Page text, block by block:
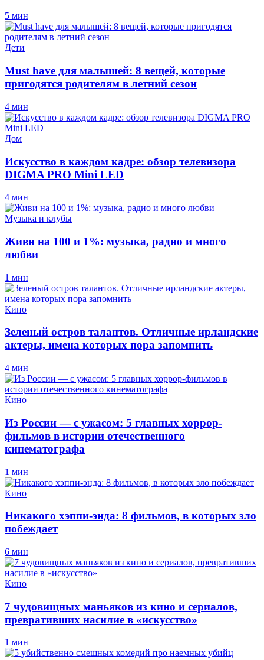
5 мин
Дети
Must have для малышей: 8 вещей, которые
пригодятся родителям в летний сезон
4 мин
Дом
Искусство в каждом кадре: обзор телевизора
DIGMA PRO Mini LED
4 мин
Музыка и клубы
Живи на 100 и 1%: музыка, радио и много
любви
1 мин
Кино
Зеленый остров талантов. Отличные ирландские
актеры, имена которых пора запомнить
4 мин
Кино
Из России — с ужасом: 5 главных хоррор-
фильмов в истории отечественного
кинематографа
1 мин
Кино
Никакого хэппи-энда: 8 фильмов, в которых зло
побеждает
6 мин
Кино
7 чудовищных маньяков из кино и сериалов,
превративших насилие в «искусство»
1 мин